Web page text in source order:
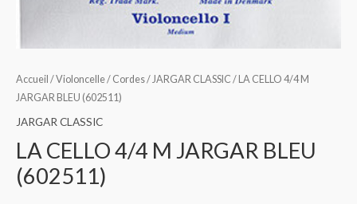
Accueil /Violoncelle/ Cordes/ JARGAR CLASSIC / LA CELLO 4/4 M
JARGAR BLEU (602511)
JARGAR CLASSIC
LA CELLO 4/4 M JARGAR BLEU
(602511)